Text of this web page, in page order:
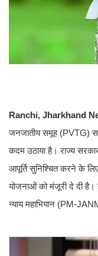
Ranchi, Jharkhand
जनजातीय समूह (PVTG)
कदम उठाया है। राज्य
आपूर्ति सुनिश्चित करने के
योजनाओं को मंजूरी दे दी है।
न्याय महाभियान (PM-